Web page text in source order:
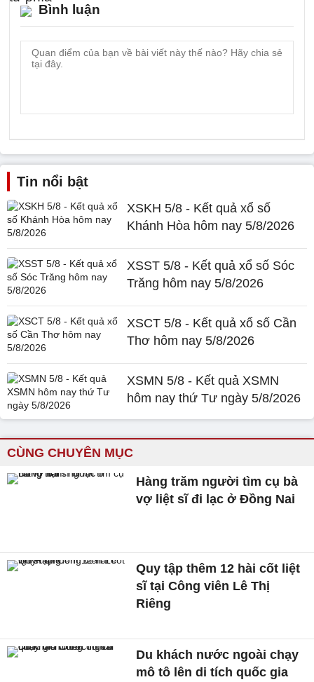
Bình luận
Tin nổi bật
XSKH 5/8 - Kết quả xổ số
Khánh Hòa hôm nay 5/8/2026
XSST 5/8 - Kết quả xổ số Sóc
Trăng hôm nay 5/8/2026
XSCT 5/8 - Kết quả xổ số Cần
Thơ hôm nay 5/8/2026
XSMN 5/8 - Kết quả XSMN
hôm nay thứ Tư ngày 5/8/2026
CÙNG CHUYÊN MỤC
Hàng trăm người tìm cụ bà
vợ liệt sĩ đi lạc ở Đồng Nai
Quy tập thêm 12 hài cốt liệt
sĩ tại Công viên Lê Thị
Riêng
Du khách nước ngoài chạy
mô tô lên di tích quốc gia